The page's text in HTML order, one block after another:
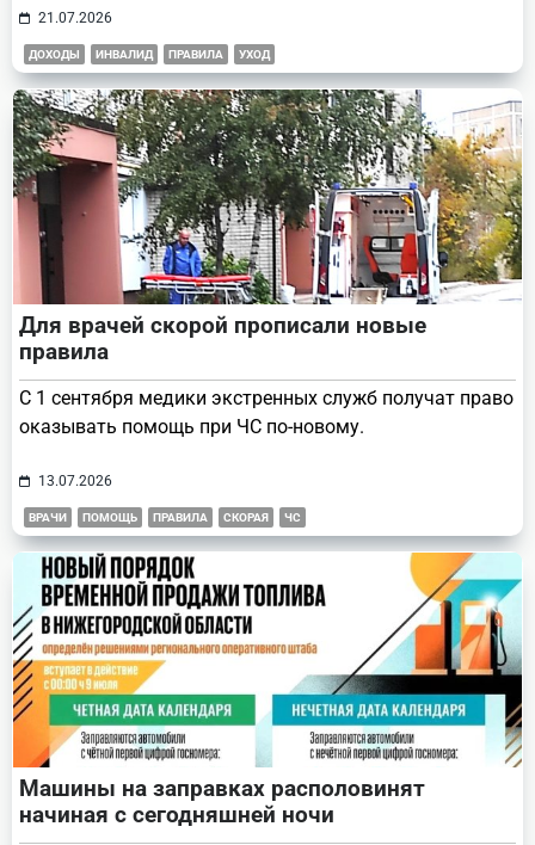
21.07.2026
ДОХОДЫ ИНВАЛИД ПРАВИЛА УХОД
Для врачей скорой прописали новые
правила
С 1 сентября медики экстренных служб получат право
оказывать помощь при ЧС по-новому.
13.07.2026
ВРАЧИ ПОМОЩЬ ПРАВИЛА СКОРАЯ ЧС
Машины на заправках располовинят
начиная с сегодняшней ночи